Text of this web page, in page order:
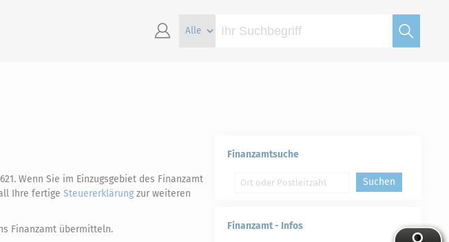
Wenn Sie im Einzugsgebiet des Finanzamt
Ihre fertige Steuererklärung zur weiteren
Finanzamt übermitteln.
Finanzamtsuche
Suchen
Finanzamt - Infos